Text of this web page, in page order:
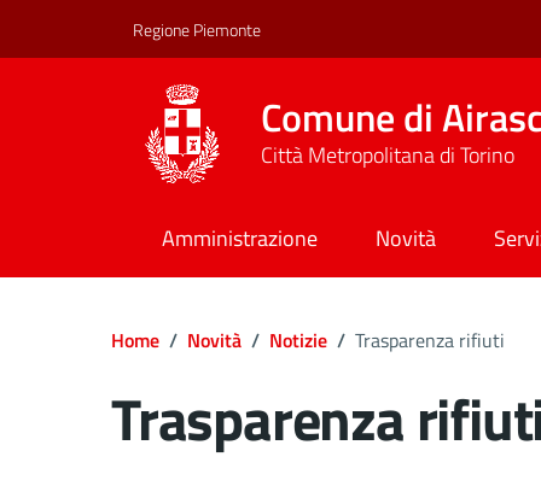
Regione Piemonte
Comune di
Città Metropolitana di Torino
Amministrazione Novità
Home / Novità / Notizie / Trasparenza rifiuti
Trasparenza